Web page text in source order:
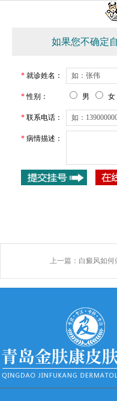
如果您不确定
* 就诊姓名：
*性别： 男 女
* 联系电话：
* 病情描述：
上一篇： 白癜风如何